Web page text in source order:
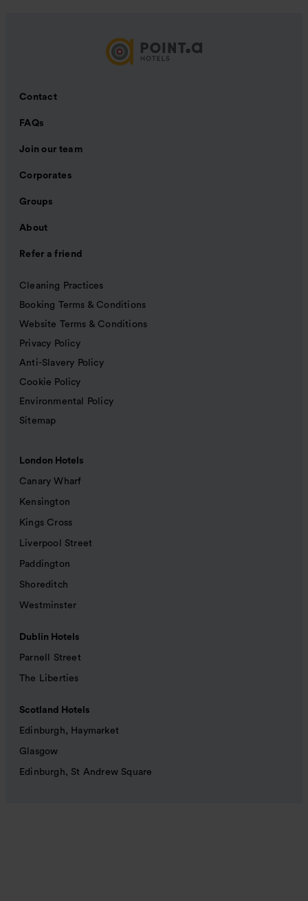
Contact
FAQs
Join our team
Corporates
Groups
About
Refer a friend
Cleaning Practices
Booking Terms & Conditions
Website Terms & Conditions
Privacy Policy
Anti-Slavery Policy
Cookie Policy
Environmental Policy
Sitemap
London Hotels
Canary Wharf
Kensington
Kings Cross
Liverpool Street
Paddington
Shoreditch
Westminster
Dublin Hotels
Parnell Street
The Liberties
Scotland Hotels
Edinburgh, Haymarket
Glasgow
Edinburgh, St Andrew Square